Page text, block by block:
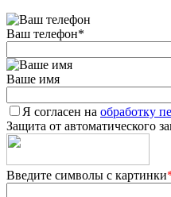
Ваш телефон*
Ваше имя
Я согласен на обработку
Защита от автоматического
Введите символы с картинки